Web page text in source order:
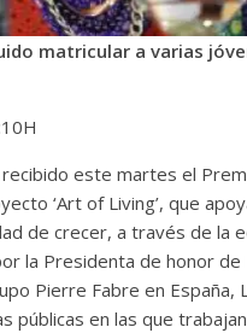
matricular a varias
este martes el
‘Art of Living’, que
de crecer, a través de la
la Presidenta de honor
Pierre Fabre en
públicas en las que